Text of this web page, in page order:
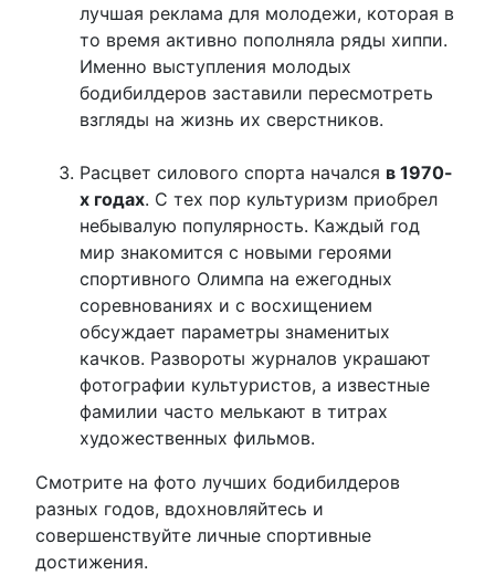
лучшая реклама для молодежи, которая в
то время активно пополняла ряды хиппи.
Именно выступления молодых
бодибилдеров заставили пересмотреть
взгляды на жизнь их сверстников.
Расцвет силового спорта начался в 1970-
х годах. С тех пор культуризм приобрел
небывалую популярность. Каждый год
мир знакомится с новыми героями
спортивного Олимпа на ежегодных
соревнованиях и с восхищением
обсуждает параметры знаменитых
качков. Развороты журналов украшают
фотографии культуристов, а известные
фамилии часто мелькают в титрах
художественных фильмов.
Смотрите на фото лучших бодибилдеров
разных годов, вдохновляйтесь и
совершенствуйте личные спортивные
достижения.